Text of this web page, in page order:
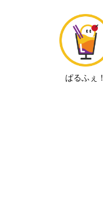
ぱるふぇ！